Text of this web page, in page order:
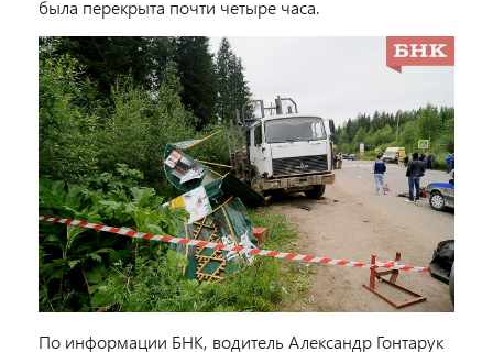
была перекрыта почти четыре часа.
По информации БНК, водитель Александр Гонтарук